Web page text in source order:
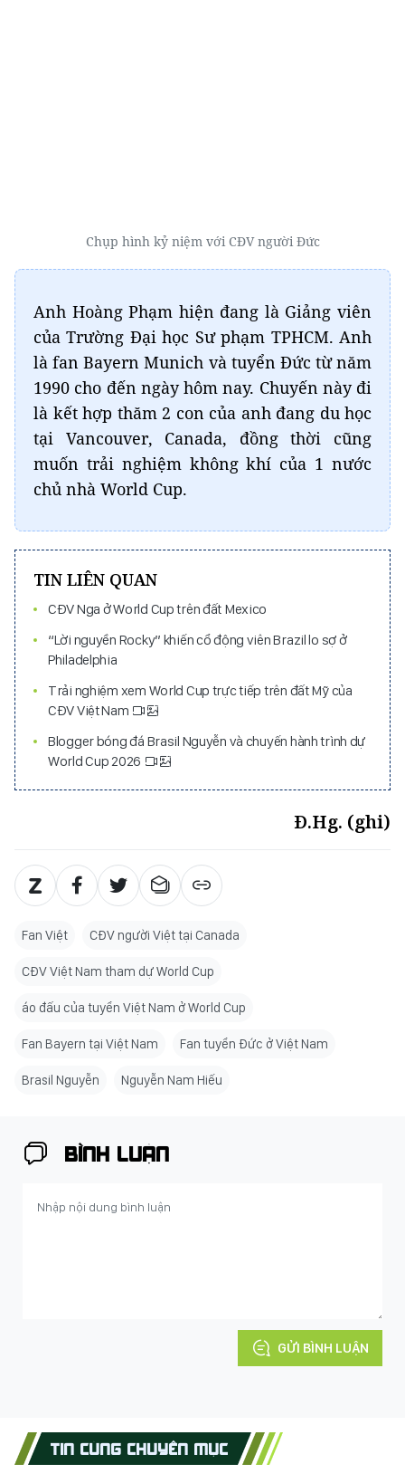
Chụp hình kỷ niệm với CĐV người Đức
Anh Hoàng Phạm hiện đang là Giảng viên
của Trường Đại học Sư phạm TPHCM. Anh
là fan Bayern Munich và tuyển Đức từ năm
là kết hợp thăm 2 con của anh đang du học
muốn trải nghiệm không khí của 1 nước
chủ nhà World Cup.
TIN LIÊN QUAN
CĐV Nga ở World Cup trên đất Mexico
“Lời nguyền Rocky” khiến cổ động viên Brazil lo sợ ở
Trải nghiệm xem World Cup trực tiếp trên đất Mỹ của
Blogger bóng đá Brasil Nguyễn và chuyến hành trình dự
World Cup 2026
Fan Bayern tại Việt Nam
Brasil Nguyễn Nguyễn Nam Hiếu